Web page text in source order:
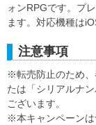
ォンRPGです。プ
ます。対応機種は
注意事項
※転売防止のため、
たは「シリアルナ
ございます。
※本キャンペーン